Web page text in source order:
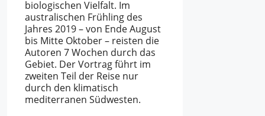
biologischen Vielfalt. Im
australischen Frühling des
Jahres 2019 – von Ende August
bis Mitte Oktober – reisten die
Autoren 7 Wochen durch das
Gebiet. Der Vortrag führt im
zweiten Teil der Reise nur
durch den klimatisch
mediterranen Südwesten.